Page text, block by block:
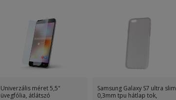
Univerzális méret 5,5"
üvegfólia, átlátszó
Samsung Galaxy S7 ultra slim
0,3mm tpu hátlap tok,